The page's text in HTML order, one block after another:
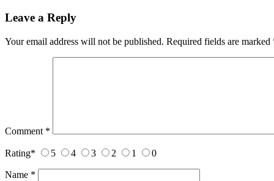
Leave a Reply
Your email address will not be published. Required fields are marked
Comment *
Rating* 5 4 3 2 1 0
Name *